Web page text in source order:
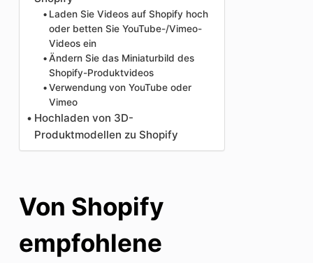
Laden Sie Videos auf Shopify hoch
oder betten Sie YouTube-/Vimeo-
Videos ein
Ändern Sie das Miniaturbild des
Shopify-Produktvideos
Verwendung von YouTube oder
Vimeo
Hochladen von 3D-
Produktmodellen zu Shopify
Von Shopify
empfohlene